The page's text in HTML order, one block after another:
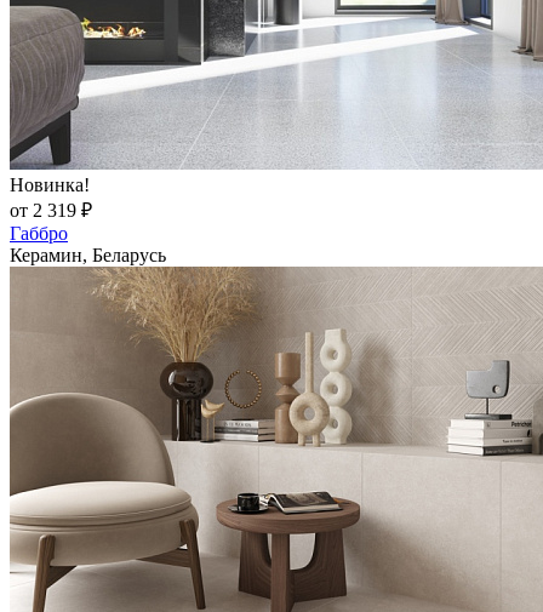
Новинка!
от 2 319 ₽
Габбро
Керамин, Беларусь